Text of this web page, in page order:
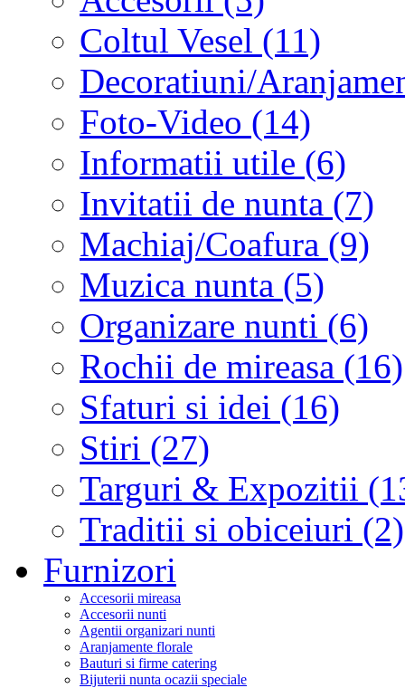
Coltul Vesel (11)
Decoratiuni/
Foto-Video (14)
Informatii utile (6)
Invitatii de nunta (7)
Machiaj/Coafura (9)
Muzica nunta (5)
Organizare nunti (6)
Rochii de mireasa (16)
Sfaturi si idei (16)
Stiri (27)
Targuri & Expozitii
Traditii si obiceiuri (2)
Furnizori
Accesorii mireasa
Accesorii nunti
Agentii organizari nunti
Aranjamente florale
Bauturi si firme catering
Bijuterii nunta ocazii speciale